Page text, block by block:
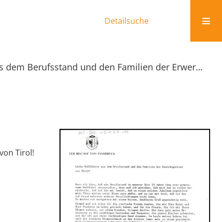
Detailsuche
Liebe Wallfahrer aus dem Berufsstand und den Familien der Erwerbsgärtner von Tirol!
Tirol!